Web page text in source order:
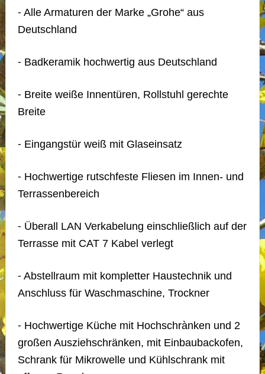
⁃ Alle Armaturen der Marke „Grohe“ aus
Deutschland
⁃ Badkeramik hochwertig aus Deutschland
⁃ Breite weiße Innentüren, Rollstuhl gerechte
Breite
⁃ Eingangstür weiß mit Glaseinsatz
⁃ Hochwertige rutschfeste Fliesen im Innen- und
Terrassenbereich
⁃ Überall LAN Verkabelung einschließlich auf der
Terrasse mit CAT 7 Kabel verlegt
⁃ Abstellraum mit kompletter Haustechnik und
Anschluss für Waschmaschine, Trockner
⁃ Hochwertige Küche mit Hochschrànken und 2
großen Ausziehschränken, mit Einbaubackofen,
Schrank für Mikrowelle und Kühlschrank mit